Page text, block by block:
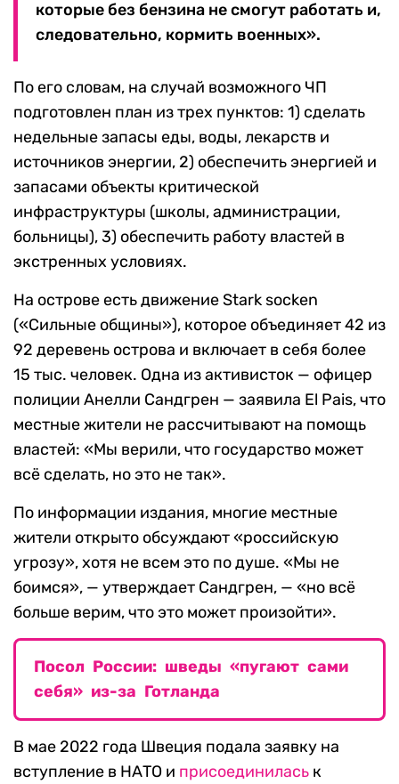
которые без бензина не смогут работать и,
следовательно, кормить военных».
По его словам, на случай возможного ЧП
подготовлен план из трех пунктов: 1) сделать
недельные запасы еды, воды, лекарств и
источников энергии, 2) обеспечить энергией и
запасами объекты критической
инфраструктуры (школы, администрации,
больницы), 3) обеспечить работу властей в
экстренных условиях.
На острове есть движение Stark socken
(«Сильные общины»), которое объединяет 42 из
92 деревень острова и включает в себя более
15 тыс. человек. Одна из активисток — офицер
полиции Анелли Сандгрен — заявила El Pais, что
местные жители не рассчитывают на помощь
властей: «Мы верили, что государство может
всё сделать, но это не так».
По информации издания, многие местные
жители открыто обсуждают «российскую
угрозу», хотя не всем это по душе. «Мы не
боимся», — утверждает Сандгрен, — «но всё
больше верим, что это может произойти».
Посол России: шведы «пугают сами
себя» из-за Готланда
В мае 2022 года Швеция подала заявку на
вступление в НАТО и присоединилась к